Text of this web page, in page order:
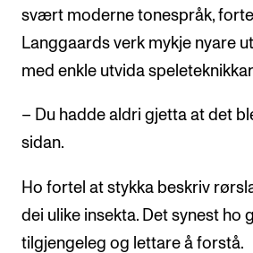
svært moderne tonespråk,
Langgaards verk mykje nyare
med enkle utvida
– Du hadde aldri gjetta at det
sidan.
Ho fortel at stykka beskriv
dei ulike insekta. Det synest ho
tilgjengeleg og lettare å forstå.